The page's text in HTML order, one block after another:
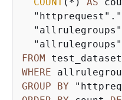
FROM
WHERE
GROUP
BY